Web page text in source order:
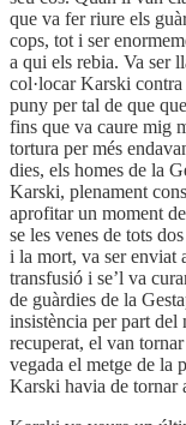
que va fer riure els
cops, tot i ser
a qui els rebia. Va ser
col·locar Karski
puny per tal de que
fins que va caure mig
tortura per més
dies, els homes de la
Karski, plenament
aprofitar un moment
se les venes de tots
i la mort, va ser enviat
transfusió i se’l va
de guàrdies de la
insistència per part del
recuperat, el van
vegada el metge de la
Karski havia de tornar